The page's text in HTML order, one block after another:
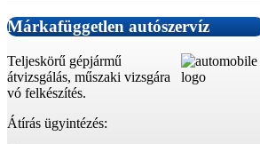
Márkafüggetlenautószervíz
Teljeskörű gépjármű
átvizsgálás, műszaki vizsgára
vó felkészítés.
Átírás ügyintézés: